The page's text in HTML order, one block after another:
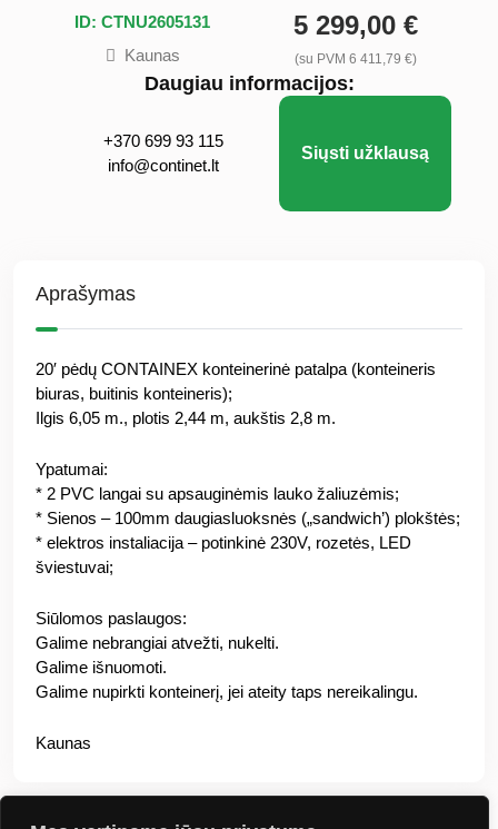
ID: CTNU2605131
Kaunas
5 299,00 €
(su PVM 6 411,79 €)
Daugiau informacijos:
+370 699 93 115
info@continet.lt
Siųsti užklausą
Aprašymas
20′ pėdų CONTAINEX konteinerinė patalpa (konteineris
biuras, buitinis konteineris);
Ilgis 6,05 m., plotis 2,44 m, aukštis 2,8 m.
Ypatumai:
* 2 PVC langai su apsauginėmis lauko žaliuzėmis;
* Sienos – 100mm daugiasluoksnės („sandwich’) plokštės;
* elektros instaliacija – potinkinė 230V, rozetės, LED
šviestuvai;
Siūlomos paslaugos:
Galime nebrangiai atvežti, nukelti.
Galime išnuomoti.
Galime nupirkti konteinerį, jei ateity taps nereikalingu.
Kaunas